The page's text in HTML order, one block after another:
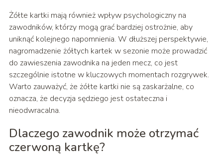
Żółte kartki mają również wpływ psychologiczny na
zawodników, którzy mogą grać bardziej ostrożnie, aby
uniknąć kolejnego napomnienia. W dłuższej perspektywie,
nagromadzenie żółtych kartek w sezonie może prowadzić
do zawieszenia zawodnika na jeden mecz, co jest
szczególnie istotne w kluczowych momentach rozgrywek.
Warto zauważyć, że żółte kartki nie są zaskarżalne, co
oznacza, że decyzja sędziego jest ostateczna i
nieodwracalna.
Dlaczego zawodnik może otrzymać
czerwoną kartkę?